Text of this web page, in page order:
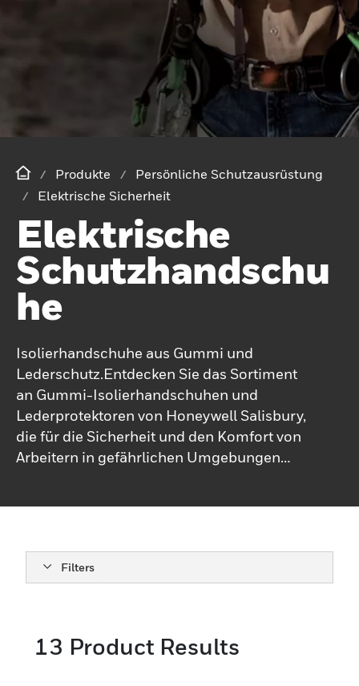
Produkte
Persönliche Schutzausrüstung
Elektrische Sicherheit
Elektrische
Schutzhandschu
He
Isolierhandschuhe aus Gummi und
Lederschutz.Entdecken Sie das Sortiment
an Gummi-Isolierhandschuhen und
Lederprotektoren von Honeywell Salisbury,
die für die Sicherheit und den Komfort von
Arbeitern in gefährlichen Umgebungen
Filters
13 Product Results